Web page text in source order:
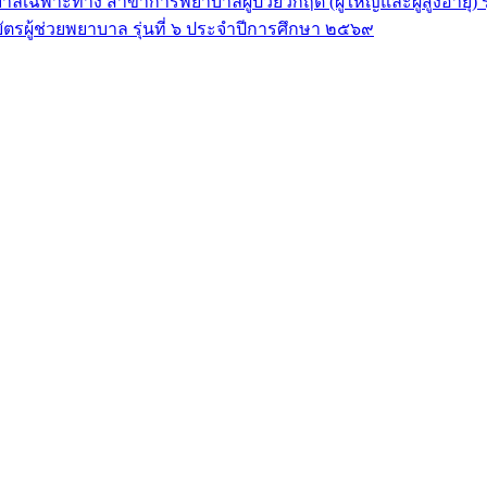
รผู้ช่วยพยาบาล รุ่นที่ ๖ ประจำปีการศึกษา ๒๕๖๙